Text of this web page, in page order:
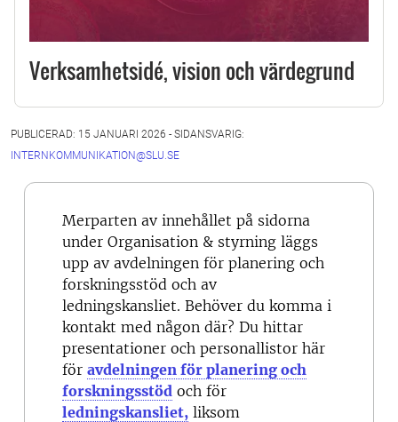
Verksamhetsidé, vision och värdegrund
PUBLICERAD: 15 JANUARI 2026 - SIDANSVARIG:
INTERNKOMMUNIKATION@SLU.SE
Merparten av innehållet på sidorna
under Organisation & styrning läggs
upp av avdelningen för planering och
forskningsstöd och av
ledningskansliet. Behöver du komma i
kontakt med någon där? Du hittar
presentationer och personallistor här
för avdelningen för planering och
forskningsstöd och för
ledningskansliet, liksom